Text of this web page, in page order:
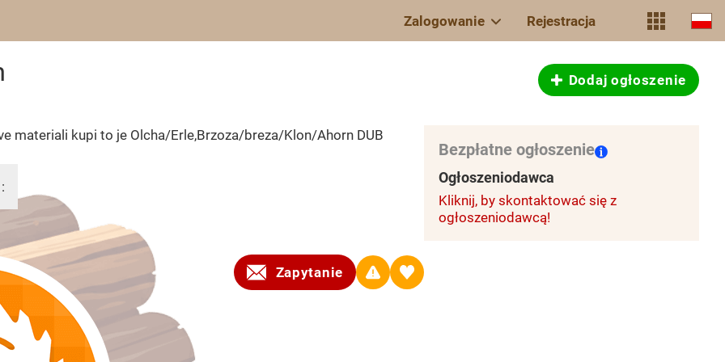
Zalogowanie Rejestracja
Dodaj ogłoszenie
materiali kupi to je Olcha/Erle,Brzoza/breza/Klon/Ahorn DUB
Zapytanie
Bezpłatne ogłoszenie
Ogłoszeniodawca
Kliknij, by skontaktować się z
ogłoszeniodawcą!